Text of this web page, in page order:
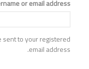
or email address
to your registered
email address.